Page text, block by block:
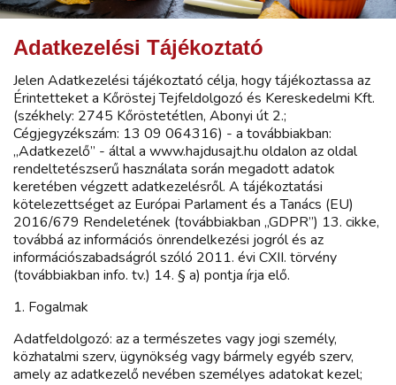
Adatkezelési Tájékoztató
Jelen Adatkezelési tájékoztató célja, hogy tájékoztassa az
Érintetteket a Kőröstej Tejfeldolgozó és Kereskedelmi Kft.
(székhely: 2745 Kőröstetétlen, Abonyi út 2.;
Cégjegyzékszám: 13 09 064316) - a továbbiakban:
„Adatkezelő” - által a www.hajdusajt.hu oldalon az oldal
rendeltetészserű használata során megadott adatok
keretében végzett adatkezelésről. A tájékoztatási
kötelezettséget az Európai Parlament és a Tanács (EU)
2016/679 Rendeletének (továbbiakban „GDPR”) 13. cikke,
továbbá az információs önrendelkezési jogról és az
információszabadságról szóló 2011. évi CXII. törvény
(továbbiakban info. tv.) 14. § a) pontja írja elő.
1. Fogalmak
Adatfeldolgozó: az a természetes vagy jogi személy,
közhatalmi szerv, ügynökség vagy bármely egyéb szerv,
amely az adatkezelő nevében személyes adatokat kezel;